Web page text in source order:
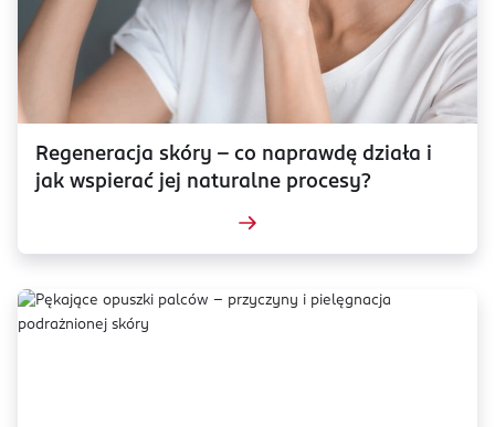
Regeneracja skóry – co naprawdę działa i
jak wspierać jej naturalne procesy?